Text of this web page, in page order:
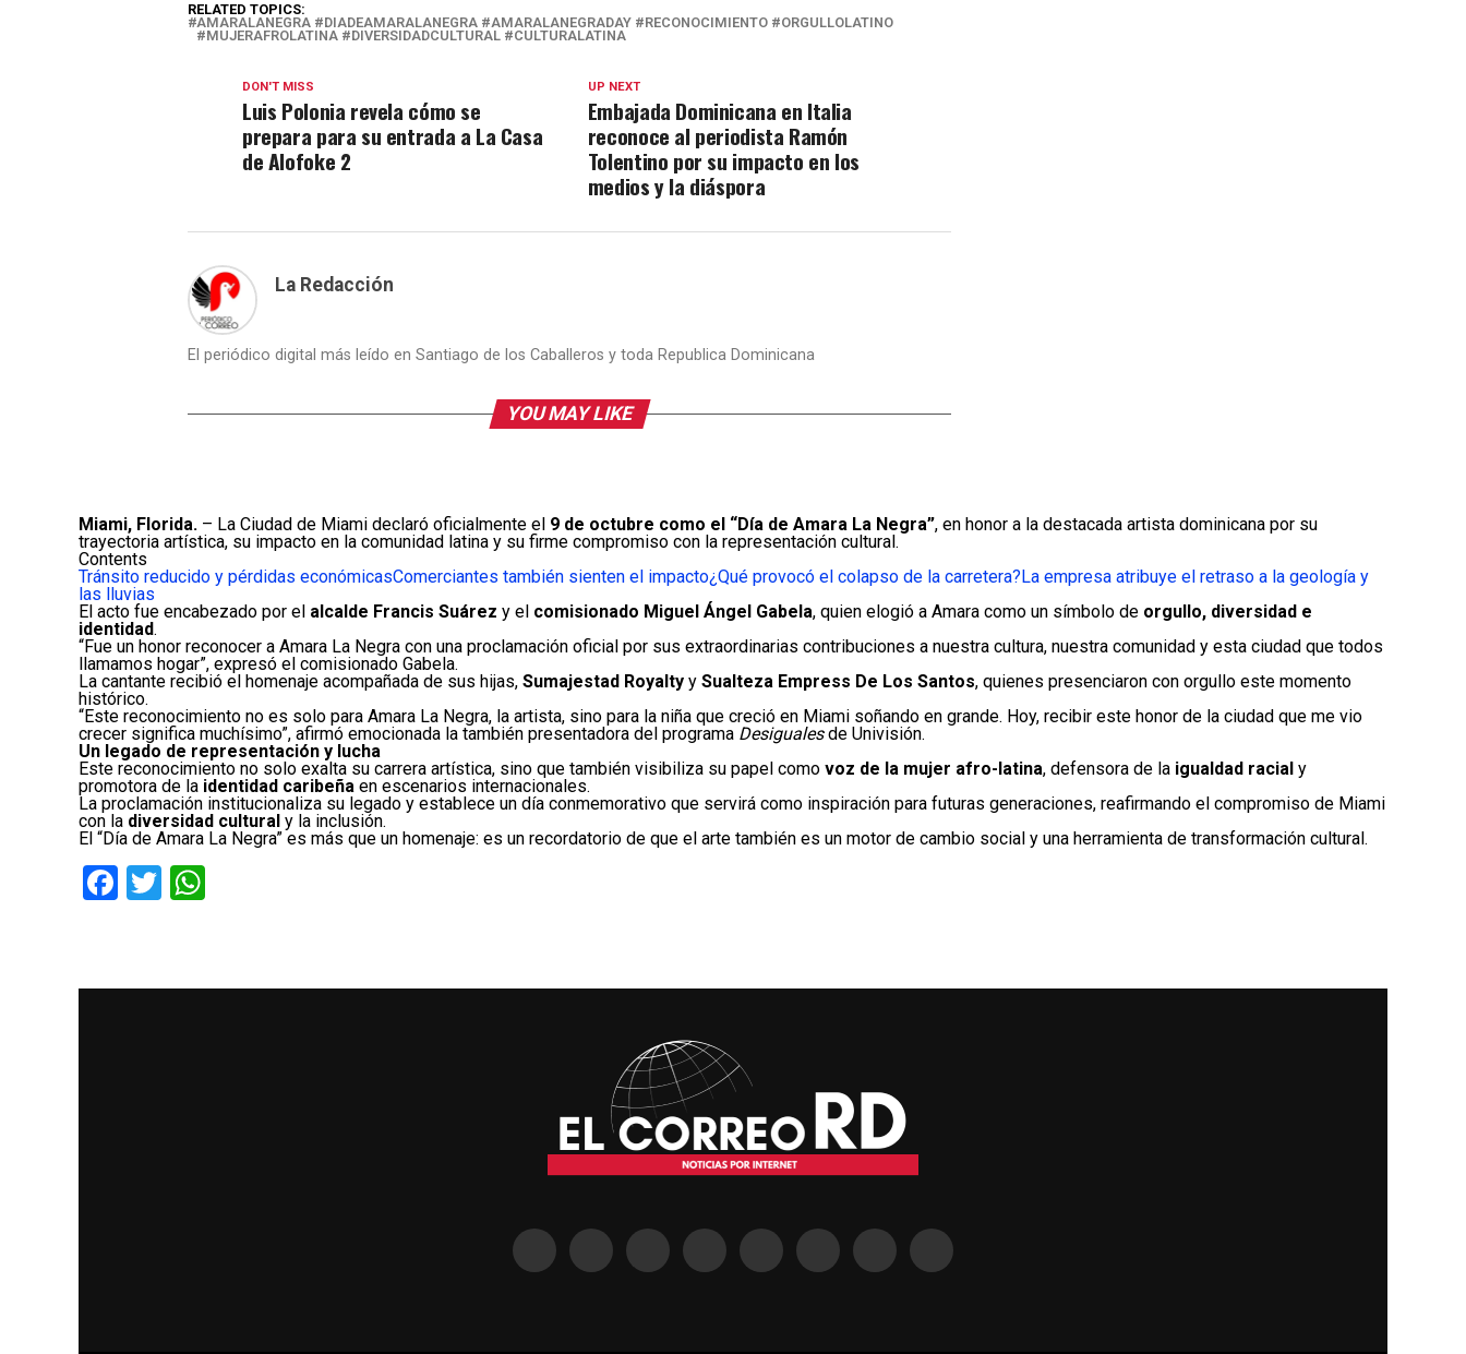
RELATED TOPICS:
AMARALANEGRA #DIADEAMARALANEGRA #AMARALANEGRADAY #RECONOCIMIENTO #ORGULLOLATINO
#MUJERAFROLATINA #DIVERSIDADCULTURAL #CULTURALATINA
UP NEXT
Embajada Dominicana en Italia
reconoce al periodista Ramón
Tolentino por su impacto en los
medios y la diáspora
DON'T MISS
Luis Polonia revela cómo se
prepara para su entrada a La Casa
de Alofoke 2
La Redacción
El periódico digital más leído en Santiago de los Caballeros y toda Republica Dominicana
YOU MAY LIKE
Miami, Florida. – La Ciudad de Miami declaró oficialmente el 9 de octubre como el “Día de Amara La Negra”, en honor a la destacada artista dominicana por su
trayectoria artística, su impacto en la comunidad latina y su firme compromiso con la representación cultural.
Contents
Tránsito reducido y pérdidas económicasComerciantes también sienten el impacto¿Qué provocó el colapso de la carretera? La empresa atribuye el retraso a la geología y
las lluvias
El acto fue encabezado por el alcalde Francis Suárez y el comisionado Miguel Ángel Gabela, quien elogió a Amara como un símbolo de orgullo, diversidad e
identidad.
“Fue un honor reconocer a Amara La Negra con una proclamación oficial por sus extraordinarias contribuciones a nuestra cultura, nuestra comunidad y esta ciudad que todos
llamamos hogar”, expresó el comisionado Gabela.
La cantante recibió el homenaje acompañada de sus hijas, Sumajestad Royalty y Sualteza Empress De Los Santos, quienes presenciaron con orgullo este momento
histórico.
“Este reconocimiento no es solo para Amara La Negra, la artista, sino para la niña que creció en Miami soñando en grande. Hoy, recibir este honor de la ciudad que me vio
crecer significa muchísimo”, afirmó emocionada la también presentadora del programa Desigualesde Univisión.
Un legado de representación y lucha
Este reconocimiento no solo exalta su carrera artística, sino que también visibiliza su papel como voz de la mujer afro-latina, defensora de la igualdad racial y
promotora de la identidad caribeña en escenarios internacionales.
La proclamación institucionaliza su legado y establece un día conmemorativo que servirá como inspiración para futuras generaciones, reafirmando el compromiso de Miami
con la diversidad cultural y la inclusión.
El “Día de Amara La Negra” es más que un homenaje: es un recordatorio de que el arte también es un motor de cambio social y una herramienta de transformación cultural.
Facebook
Twitter